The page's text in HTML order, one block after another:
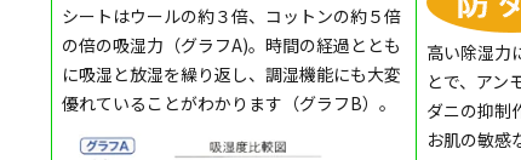
シートはウールの約３倍、コットンの約５倍
の倍の吸湿力（グラフA)。時間の経過ととも
に吸湿と放湿を繰り返し、調湿機能にも大変
優れていることがわかります（グラフB）。
高い除湿力
とで、アン
ダニの抑制
お肌の敏感